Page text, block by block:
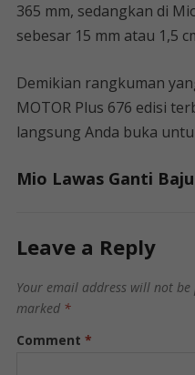
365 mm, sedangkan di
sebesar 15 mm atau 1,5
Demikian rangkuman
MOTOR Plus 676 edisi
langsung Anda buka
Mio Lawas Ganti
Leave a Reply
Your email address will not be
marked *
Comment *